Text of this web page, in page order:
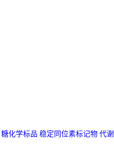
糖化学标品 稳定同位素标记物 代